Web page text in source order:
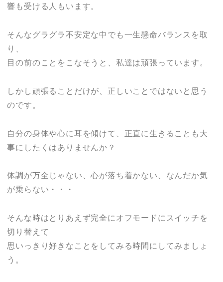
響も受ける人もいます。
そんなグラグラ不安定な中でも一生懸命バランスを取
り、
目の前のことをこなそうと、私達は頑張っています。
しかし頑張ることだけが、正しいことではないと思う
のです。
自分の身体や心に耳を傾けて、正直に生きることも大
事にしたくはありませんか？
体調が万全じゃない、心が落ち着かない、なんだか気
が乗らない・・・
そんな時はとりあえず完全にオフモードにスイッチを
切り替えて
思いっきり好きなことをしてみる時間にしてみましょ
う。